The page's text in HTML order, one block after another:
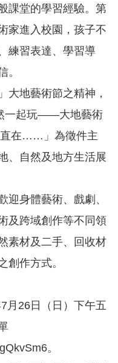
課堂的學習經驗。第
家進入校園，孩子不
練習表達、學習導
。
大地藝術節之精神，
一起玩——大地藝術
直在……」為徵件主
、自然及地方生活展
迎身體藝術、戲劇、
及跨域創作等不同領
素材及二手、回收材
創作方式。
月26日（日）下午五
。